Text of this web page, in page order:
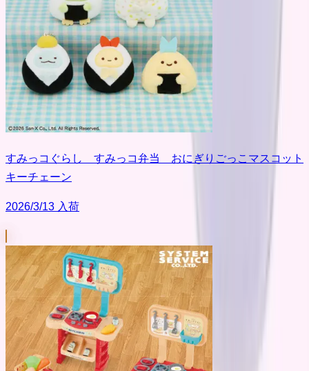
すみっコぐらし すみっコ弁当 おにぎりごっこマスコット
キーチェーン
2026/3/13 入荷